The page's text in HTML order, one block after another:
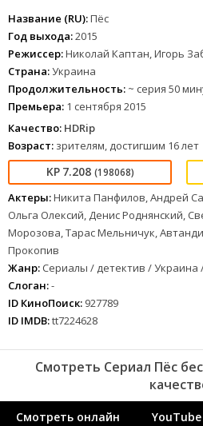
Название (RU):Пёс
Год выхода:2015
Режиссер:Николай Каптан, Игорь
Страна:Украина
Продолжительность: ~ серия 50
Премьера: 1 сентября 2015
Качество: HDRip
Возраст: зрителям, достигшим 16 лет
7.208 (198068)
Актеры:Никита Панфилов, Андрей
Ольга Олексий, Денис Роднянский,
Морозова, Тарас Мельничук,
Прокопив
Жанр: Сериалы / детектив / Украина
Слоган:-
ID КиноПоиск: 927789
ID IMDB:tt7224628
Смотреть Сериал Пёс
Смотреть онлайн